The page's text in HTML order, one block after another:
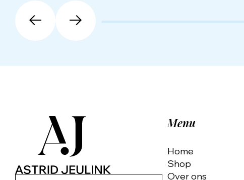
Menu
Home
Shop
Over ons